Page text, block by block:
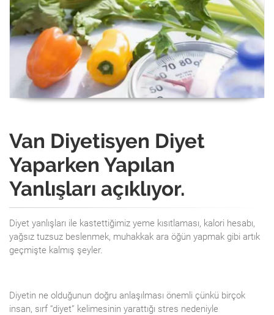
Van Diyetisyen Diyet
Yaparken Yapılan
Yanlışları açıklıyor.
Diyet yanlışları ile kastettiğimiz yeme kısıtlaması, kalori hesabı,
yağsız tuzsuz beslenmek, muhakkak ara öğün yapmak gibi artık
geçmişte kalmış şeyler.
Diyetin ne olduğunun doğru anlaşılması önemli çünkü birçok
insan, sırf “diyet” kelimesinin yarattığı stres nedeniyle